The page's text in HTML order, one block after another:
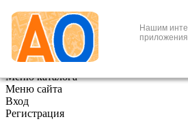
Нашим
+7 (495) 646-888-1
В корзине 0
товаров
Меню каталога
Меню сайта
Вход
Регистрация